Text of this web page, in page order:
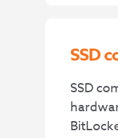
SSD
SSD